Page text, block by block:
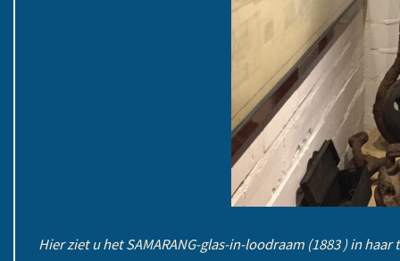
Hier ziet u het SAMARANG-glas-in-loodraam (1883 ) in